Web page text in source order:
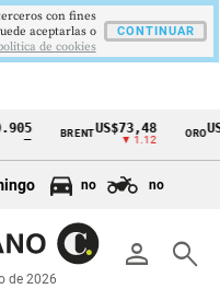
BRENTUS$73,48
▼ 1.12
ORO
no no
person search
de 2026
con fines
aceptarlas o
de cookies
CONTINUAR